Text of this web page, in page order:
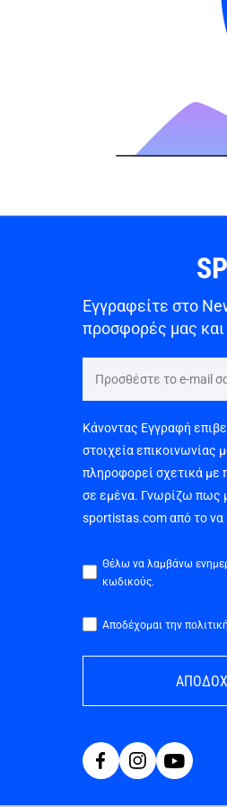
Εγγραφείτε στο
προσφορές μας
Κάνοντας Εγγραφή
στοιχεία
πληροφορεί σχετικά με
σε εμένα. Γνωρίζω πως
sportistas.com από το να
Θέλω να λαμβάνω
κωδικούς.
Αποδέχομαι την